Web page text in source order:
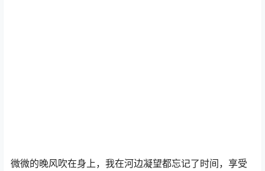
微微的晚风吹在身上，我在河边凝望都忘记了时间，享受